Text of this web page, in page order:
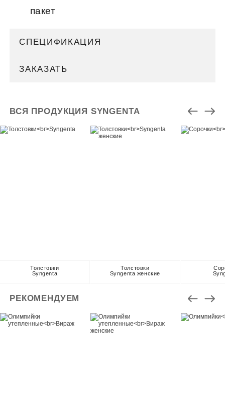
пакет
СПЕЦИФИКАЦИЯ
ЗАКАЗАТЬ
ВСЯ ПРОДУКЦИЯ SYNGENTA
Толстовки
Syngenta
Толстовки
Syngenta женские
РЕКОМЕНДУЕМ